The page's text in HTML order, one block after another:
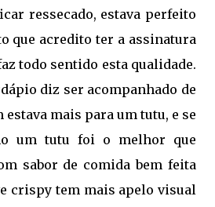
ressecado, estava perfeito
que acredito ter a assinatura
todo sentido esta qualidade.
diz ser acompanhado de
mais para um tutu, e se
um tutu foi o melhor que
sabor de comida bem feita
crispy tem mais apelo visual